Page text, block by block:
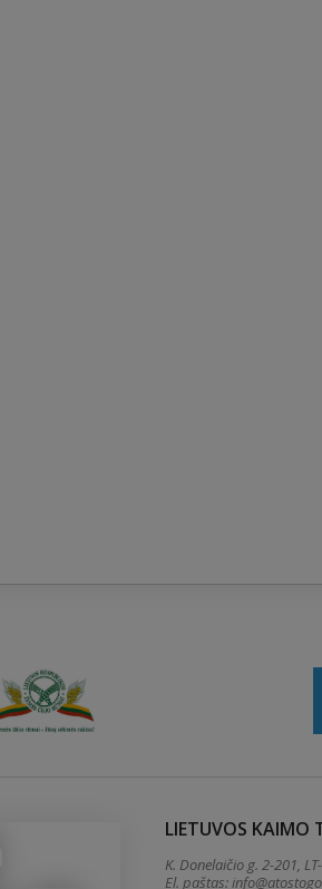
LIETUVOS KAIMO
K. Donelaičio g. 2-201,
El. paštas: